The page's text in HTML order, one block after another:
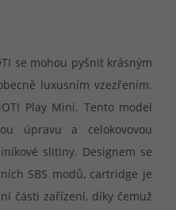
se mohou pyšnit krásným
luxusním vzezřením.
Play Mini. Tento model
úpravu a celokovovou
slitiny. Designem se
SBS modů, cartridge je
části zařízení, díky čemuž